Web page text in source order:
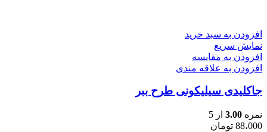
افزودن به سبد خرید
نمایش سریع
افزودن به مقایسه
افزودن به علاقه مندی
جاکلیدی سیلیکونی طرح ببر
نمره 3.00 از 5
88،000 تومان